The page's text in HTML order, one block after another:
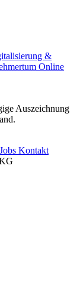
&
Online
Auszeichnung
Jobs Kontakt